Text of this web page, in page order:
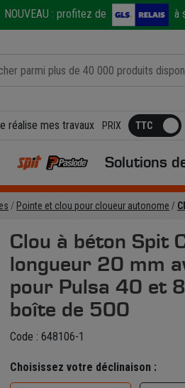
NOUVEAU : profitez de à
réalise mes travaux PRIX
Solutions
Pointe et clou pour cloueur autonome
Clou à béton Spit
longueur 20 mm
pour Pulsa 40 et
boîte de 500
Code : 648106-1
Choisissez votre déclinaison :